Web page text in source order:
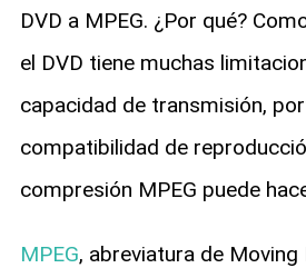
Copia Blu-ray
DVD a MPEG. ¿Por qué?
el DVD tiene muchas
capacidad de transmisión,
compatibilidad de
compresión MPEG puede
MPEG, abreviatura de